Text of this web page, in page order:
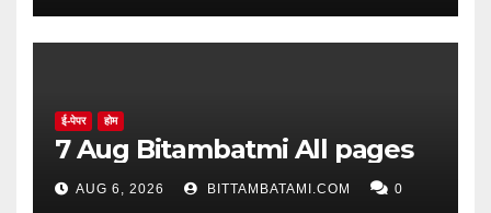
ई-पेपर होम
7 Aug Bitambatmi All pages
AUG 6, 2026 BITTAMBATAMI.COM 0